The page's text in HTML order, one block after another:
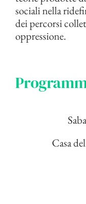
sociali nella
dei percorsi
oppressione.
Casa